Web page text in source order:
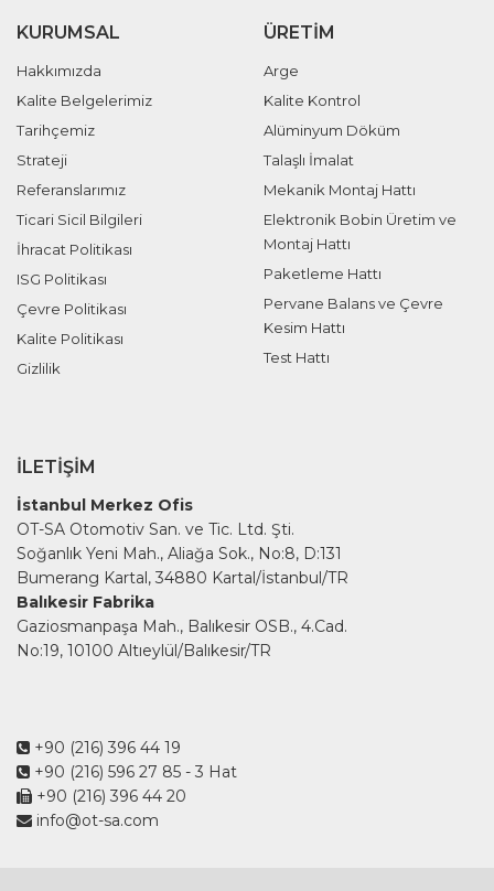
KURUMSAL
Hakkımızda
Kalite Belgelerimiz
Tarihçemiz
Strateji
Referanslarımız
Ticari Sicil Bilgileri
İhracat Politikası
ISG Politikası
Çevre Politikası
Kalite Politikası
Gizlilik
ÜRETIM
Arge
Kalite Kontrol
Alüminyum Döküm
Talaşlı İmalat
Mekanik Montaj Hattı
Elektronik Bobin Üretim ve
Montaj Hattı
Paketleme Hattı
Pervane Balans ve Çevre
Kesim Hattı
Test Hattı
İLETIŞIM
İstanbul Merkez Ofis
OT-SA Otomotiv San. ve Tic. Ltd. Şti.
Soğanlık Yeni Mah., Aliağa Sok., No:8, D:131
Bumerang Kartal, 34880 Kartal/İstanbul/TR
Balıkesir Fabrika
Gaziosmanpaşa Mah., Balıkesir OSB., 4.Cad.
No:19, 10100 Altıeylül/Balıkesir/TR
+90 (216) 396 44 19
+90 (216) 596 27 85 - 3 Hat
+90 (216) 396 44 20
info@ot-sa.com